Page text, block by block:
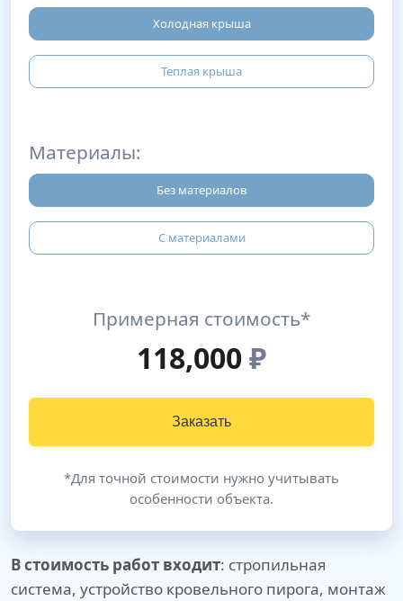
Холодная крыша
Теплая крыша
Материалы:
Без материалов
С материалами
Примерная стоимость*
118,000₽
Заказать
*Для точной стоимости нужно учитывать
особенности объекта.
В стоимость работ входит: стропильная
система, устройство кровельного пирога, монтаж